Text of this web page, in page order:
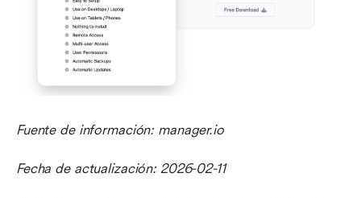
Fuente de información: manager.io
Fecha de actualización: 2026-02-11